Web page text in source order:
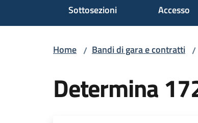
Sottosezioni Accesso
Home / Bandi di gara e contratti /
Determina